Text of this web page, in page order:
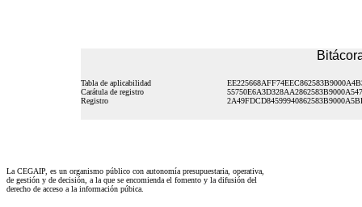
Tabla de aplicabilidad
Carátula de registro
Registro
La CEGAIP, es un organismo público con autonomía presupuestaria, operativa,
de gestión y de decisión, a la que se encomienda el fomento y la difusión del
derecho de acceso a la información púbica.